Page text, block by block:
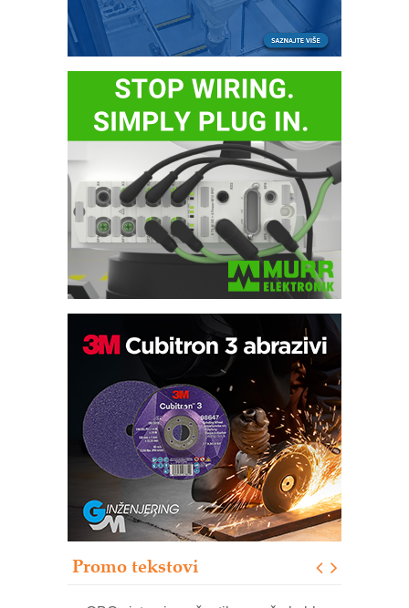
Promo tekstovi
Potpuna efikasnost bez složenih
sistema
Trajna oznaka kao dugoročna korist
Bezbednost na prvom mestu!
IB BLUMENAUER - više od 40 godina
poverenja u industriji
RMQ-TITAN ADVANCED INDICATOR
– Pametna signalizacija za efikasnije
upravljanje mašinama
Mitutoyo Crysta-Apex V PLUS: Nova